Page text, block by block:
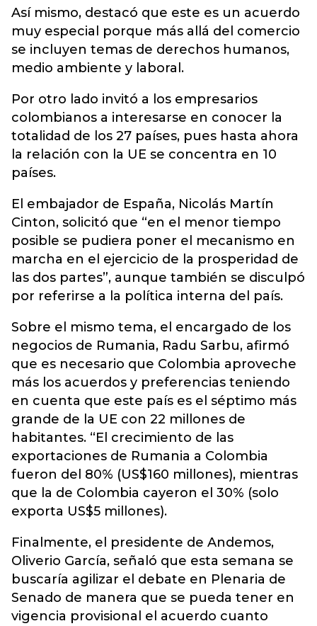
Así mismo, destacó que este es un acuerdo
muy especial porque más allá del comercio
se incluyen temas de derechos humanos,
medio ambiente y laboral.
Por otro lado invitó a los empresarios
colombianos a interesarse en conocer la
totalidad de los 27 países, pues hasta ahora
la relación con la UE se concentra en 10
países.
El embajador de España, Nicolás Martín
Cinton, solicitó que “en el menor tiempo
posible se pudiera poner el mecanismo en
marcha en el ejercicio de la prosperidad de
las dos partes”, aunque también se disculpó
por referirse a la política interna del país.
Sobre el mismo tema, el encargado de los
negocios de Rumania, Radu Sarbu, afirmó
que es necesario que Colombia aproveche
más los acuerdos y preferencias teniendo
en cuenta que este país es el séptimo más
grande de la UE con 22 millones de
habitantes. “El crecimiento de las
exportaciones de Rumania a Colombia
fueron del 80% (US$160 millones), mientras
que la de Colombia cayeron el 30% (solo
exporta US$5 millones).
Finalmente, el presidente de Andemos,
Oliverio García, señaló que esta semana se
buscaría agilizar el debate en Plenaria de
Senado de manera que se pueda tener en
vigencia provisional el acuerdo cuanto